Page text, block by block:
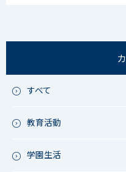
すべて
教育活動
教育活動（高校）
学園生活